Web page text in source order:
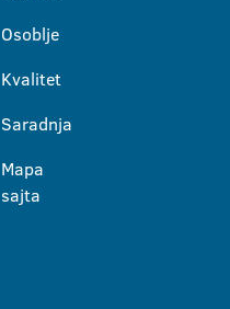
Osoblje
Kvalitet
Saradnja
Mapa
sajta